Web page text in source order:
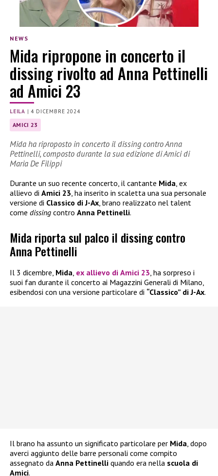
NEWS
Mida ripropone in concerto il
dissing rivolto ad Anna Pettinelli
ad Amici 23
LEILA |4 DICEMBRE 2024
AMICI 23
Mida ha riproposto in concerto il dissing contro Anna
Pettinelli, composto durante la sua edizione di Amici di
Maria De Filippi
Durante un suo recente concerto, il cantante Mida, ex
allievo di Amici 23, ha inserito in scaletta una sua personale
versione di Classico di J-Ax, brano realizzato nel talent
come dissing contro Anna Pettinelli.
Mida riporta sul palco il dissing contro
Anna Pettinelli
Il 3 dicembre, Mida ex allievo di Amici 23 , ha sorpreso i
suoi fan durante il concerto ai Magazzini Generali di Milano,
esibendosi con una versione particolare di “Classico” di J-Ax.
Il brano ha assunto un significato particolare per Mida , dopo
averci aggiunto delle barre personali come compito
assegnato da Anna Pettinelli quando era nella scuola di
Amici.